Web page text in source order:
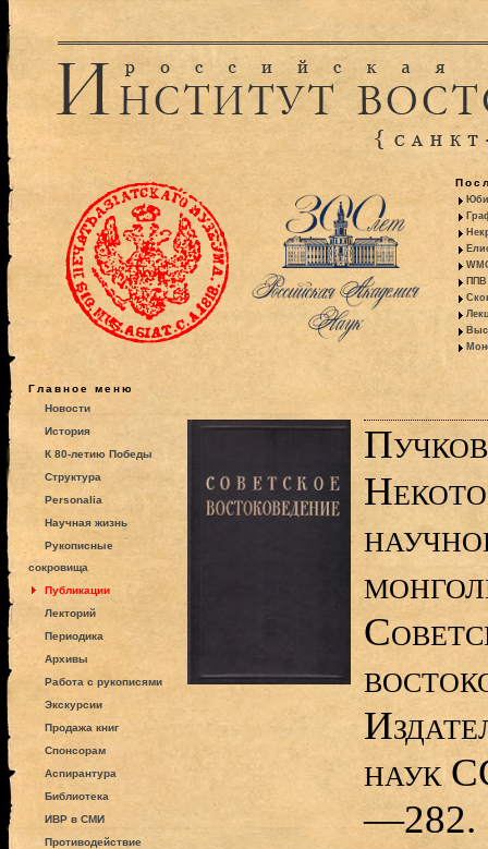
ППВ
Главное меню
Новости
История
К 80-летию Победы
Структура
Personalia
Научная жизнь
Рукописные
сокровища
Публикации
Лекторий
Периодика
Архивы
Работа с рукописями
Экскурсии
Продажа книг
Спонсорам
Аспирантура
Библиотека
ИВР в СМИ
Противодействие
наук
—282.